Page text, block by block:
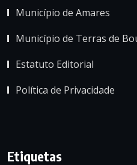
Município de Amares
Município de Terras de
Estatuto Editorial
Política de Privacidade
Etiquetas